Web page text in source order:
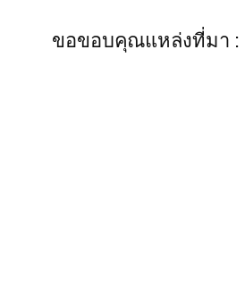
ขอขอบคุณแหล่งที่มา :